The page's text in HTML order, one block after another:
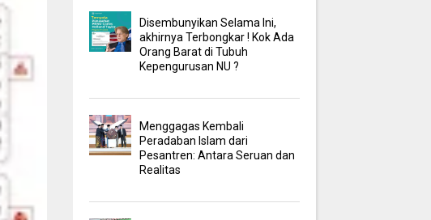
Disembunyikan Selama Ini,
akhirnya Terbongkar ! Kok Ada
Orang Barat di Tubuh
Kepengurusan NU ?
Menggagas Kembali
Peradaban Islam dari
Pesantren: Antara Seruan dan
Realitas